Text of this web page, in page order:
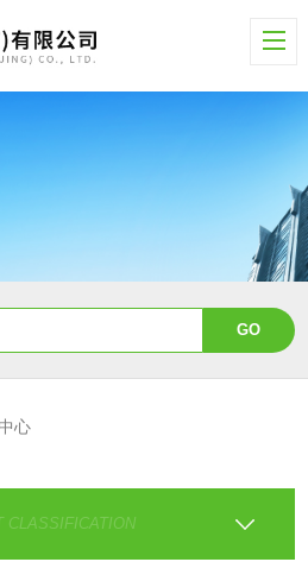
心
CLASSIFICATION